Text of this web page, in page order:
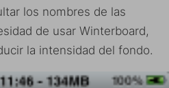
los nombres de las
de usar Winterboard,
la intensidad del fondo.